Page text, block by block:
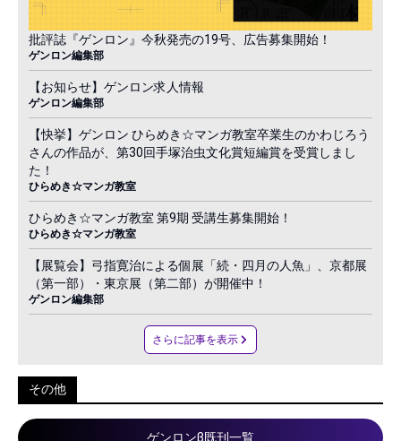
批評誌『ゲンロン』今秋発売の19号、広告募集開始！
ゲンロン編集部
【お知らせ】ゲンロン求人情報
ゲンロン編集部
【快挙】ゲンロン ひらめき☆マンガ教室卒業生のかわじろう
さんの作品が、第30回手塚治虫文化賞短編賞を受賞しまし
た！
ひらめき☆マンガ教室
ひらめき☆マンガ教室 第9期 受講生募集開始！
ひらめき☆マンガ教室
【展覧会】弓指寛治による個展「続・四月の人魚」、京都展
（第一部）・東京展（第二部）が開催中！
ゲンロン編集部
さらに記事を表示
その他
ゲンロンβ既刊一覧